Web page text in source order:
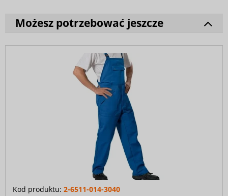
Możesz potrzebować jeszcze
Kod produktu: 2-6511-014-3040